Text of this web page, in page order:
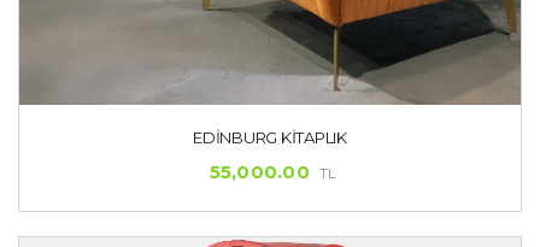
EDINBURG KITAPLIK
55,000.00 TL